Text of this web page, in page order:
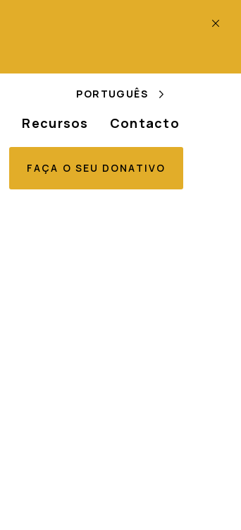
PORTUGUÊS
Recursos Contacto
FAÇA O SEU DONATIVO